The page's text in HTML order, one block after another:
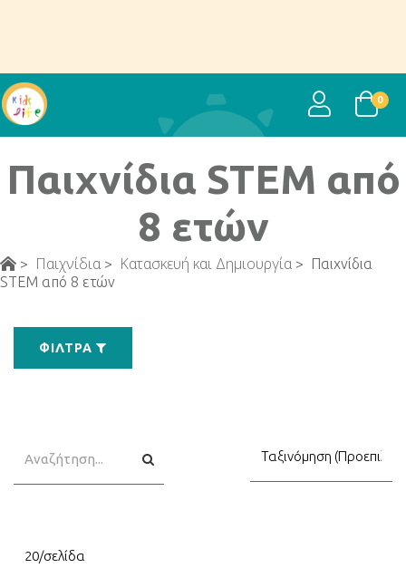
USER 0
Παιχνίδια STEM από
8 ετών
> Παιχνίδια > Κατασκευή και Δημιουργία >
Παιχνίδια
STEM από 8 ετών
ΦΊΛΤΡΑ
Αναζήτηση